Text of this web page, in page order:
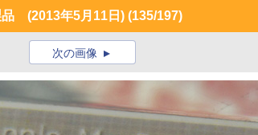
品 (2013年5月11日) (135/197)
次の画像